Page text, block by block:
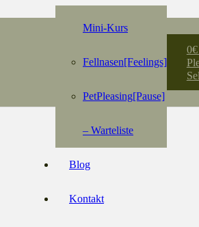
Mini-Kurs
Fellnasen[Feelings]
PetPleasing[Pause]
– Warteliste
Blog
Kontakt